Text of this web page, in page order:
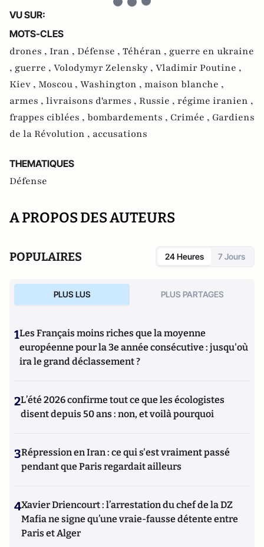
VU SUR:
MOTS-CLES
drones , Iran , Défense , Téhéran , guerre en ukraine
, guerre , Volodymyr Zelensky , Vladimir Poutine ,
Kiev , Moscou , Washington , maison blanche ,
armes , livraisons d'armes , Russie , régime iranien ,
frappes ciblées , bombardements , Crimée , Gardiens
de la Révolution , accusations
THEMATIQUES
Défense
A PROPOS DES AUTEURS
POPULAIRES 24 Heures 7 Jours
PLUS LUS PLUS PARTAGES
1Les Français moins riches que la moyenne
européenne pour la 3e année consécutive : jusqu'où
ira le grand déclassement ?
2L’été 2026 confirme tout ce que les écologistes
disent depuis 50 ans : non, et voilà pourquoi
3Répression en Iran : ce qui s'est vraiment passé
pendant que Paris regardait ailleurs
4Xavier Driencourt : l’arrestation du chef de la DZ
Mafia ne signe qu’une vraie-fausse détente entre
Paris et Alger